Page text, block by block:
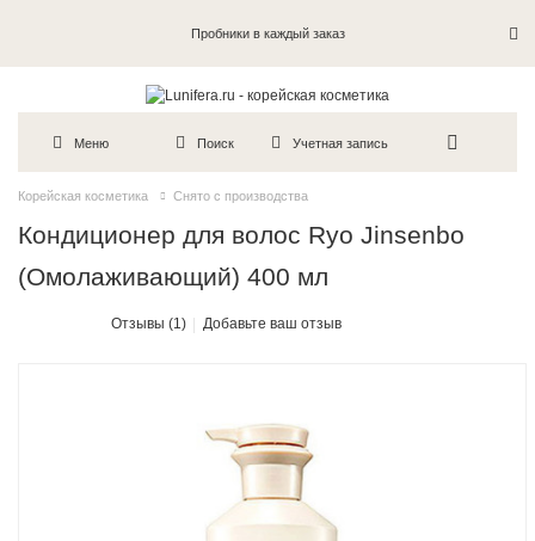
Пробники в каждый заказ
Меню Поиск Учетная запись
Корейская косметика Снято с производства
Кондиционер для волос Ryo Jinsenbo
(Омолаживающий) 400 мл
Отзывы (1) Добавьте ваш отзыв